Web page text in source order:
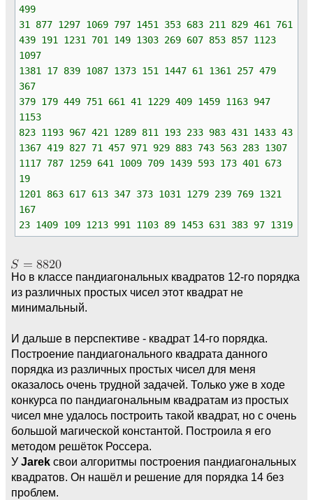
499
31 877 1297 1069 797 1451 353 683 211 829 461 761
439 191 1231 701 149 1303 269 607 853 857 1123
1097
1381 17 839 1087 1373 151 1447 61 1361 257 479
367
379 179 449 751 661 41 1229 409 1459 1163 947
1153
823 1193 967 421 1289 811 193 233 983 431 1433 43
1367 419 827 71 457 971 929 883 743 563 283 1307
1117 787 1259 641 1009 709 1439 593 173 401 673
19
1201 863 617 613 347 373 1031 1279 239 769 1321
167
23 1409 109 1213 991 1103 89 1453 631 383 97 1319
Но в классе пандиагональных квадратов 12-го порядка
из различных простых чисел этот квадрат не
минимальный.
И дальше в перспективе - квадрат 14-го порядка.
Построение пандиагонального квадрата данного
порядка из различных простых чисел для меня
оказалось очень трудной задачей. Только уже в ходе
конкурса по пандиагональным квадратам из простых
чисел мне удалось построить такой квадрат, но с очень
большой магической константой. Построила я его
методом решёток Россера.
У Jarek свои алгоритмы построения пандиагональных
квадратов. Он нашёл и решение для порядка 14 без
проблем.